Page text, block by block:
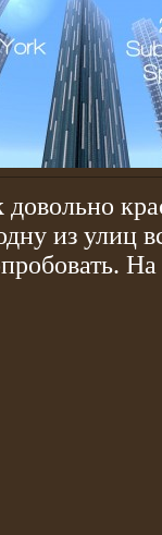
довольно
из улиц
На